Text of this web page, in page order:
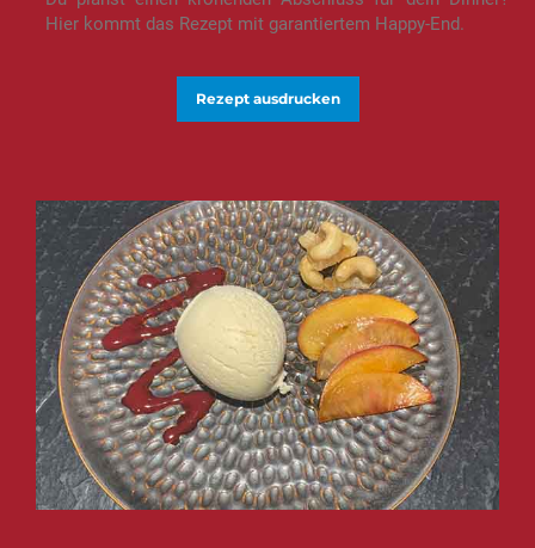
Hier kommt das Rezept mit garantiertem Happy-End.
Rezept ausdrucken